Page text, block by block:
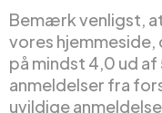
Bemærk venligst,
vores hjemmeside,
på mindst 4,0 ud af
anmeldelser fra
uvildige